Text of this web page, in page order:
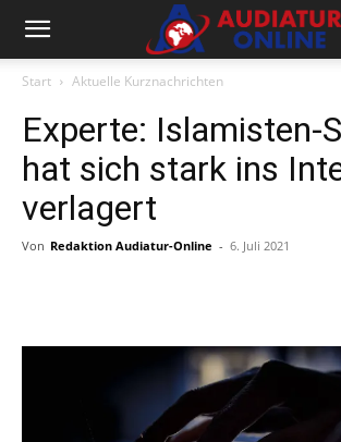
Start Aktuelle Kurznachrichten
Experte: Islamisten-
hat sich stark ins
verlagert
Von Redaktion Audiatur-Online - 6. Juli 2021